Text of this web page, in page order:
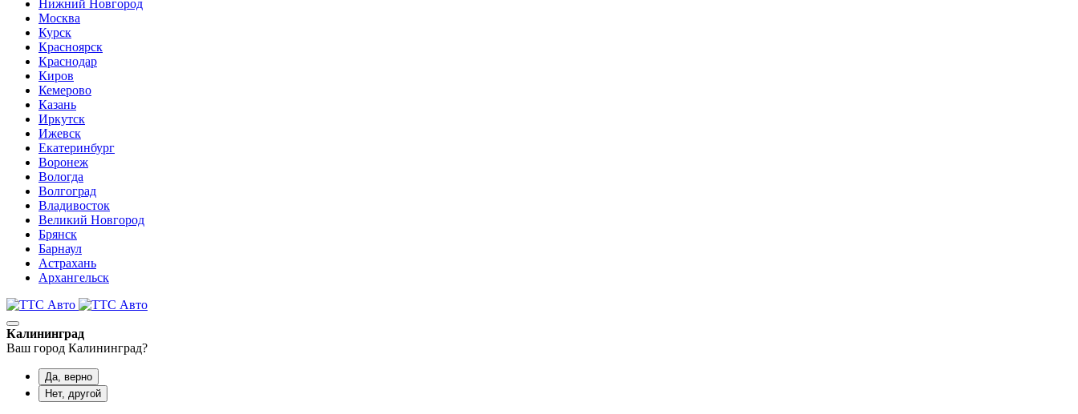
Нижний Новгород
Москва
Курск
Красноярск
Краснодар
Киров
Кемерово
Казань
Иркутск
Ижевск
Екатеринбург
Воронеж
Вологда
Волгоград
Владивосток
Великий Новгород
Брянск
Барнаул
Астрахань
Архангельск
Калининград
Ваш город Калининград?
Да, верно
Нет, другой